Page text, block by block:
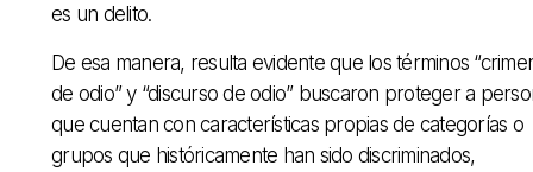
es un delito.
De esa manera, resulta evidente que los términos
de odio” y “discurso de odio” buscaron proteger a
que cuentan con características propias de categorías o
grupos que históricamente han sido discriminados,